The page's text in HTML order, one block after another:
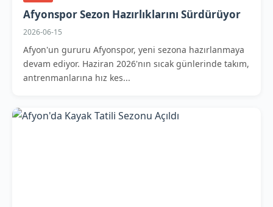
Afyonspor Sezon Hazırlıklarını Sürdürüyor
2026-06-15
Afyon'un gururu Afyonspor, yeni sezona hazırlanmaya
devam ediyor. Haziran 2026'nın sıcak günlerinde takım,
antrenmanlarına hız kes...